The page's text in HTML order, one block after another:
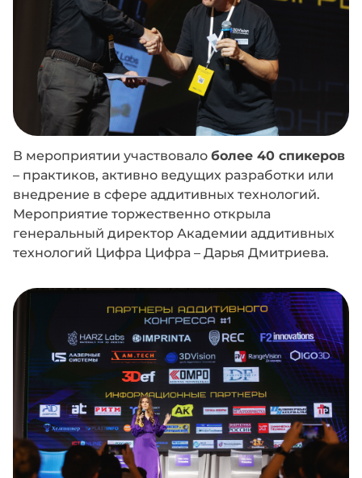
В мероприятии участвовалоболее 40 спикеров
– практиков, активно ведущих разработки или
внедрение в сфере аддитивных технологий.
Мероприятие торжественно открыла
генеральный директор Академии аддитивных
технологий Цифра Цифра – Дарья Дмитриева.